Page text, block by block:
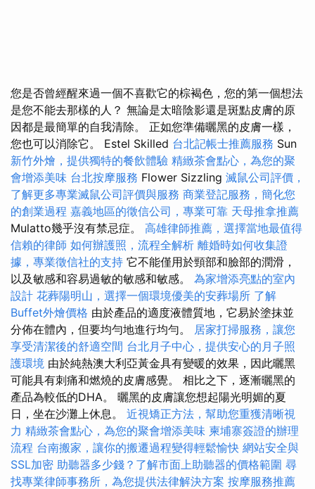
您是否曾經醒來過一個不喜歡它的棕褐色，您的第一個想法
是您不能去那樣的人？ 無論是太暗陰影還是斑點皮膚的原
因都是最簡單的自我清除。 正如您準備曬黑的皮膚一樣，
您也可以消除它。 Estel Skilled 台北記帳士推薦服務 Sun
新竹外燴，提供獨特的餐飲體驗 精緻茶會點心，為您的聚
會增添美味 台北按摩服務 Flower Sizzling 滅鼠公司評價，
了解更多專業滅鼠公司評價與服務 商業登記服務，簡化您
的創業過程 嘉義地區的徵信公司，專業可靠 天母推拿推薦
Mulatto幾乎沒有禁忌症。 高雄律師推薦，選擇當地最值得
信賴的律師 如何辦護照，流程全解析 離婚時如何收集證
據，專業徵信社的支持 它不能僅用於頸部和臉部的潤滑，
以及敏感和容易過敏的敏感和敏感。 為家增添亮點的室內
設計 花葬陽明山，選擇一個環境優美的安葬場所 了解
Buffet外燴價格 由於產品的適度液體質地，它易於塗抹並
分佈在體內，但要均勻地進行均勻。 居家打掃服務，讓您
享受清潔後的舒適空間 台北月子中心，提供安心的月子照
護環境 由於純熱澳大利亞黃金具有變暖的效果，因此曬黑
可能具有刺痛和燃燒的皮膚感覺。 相比之下，逐漸曬黑的
產品為較低的DHA。 曬黑的皮膚讓您想起陽光明媚的夏
日，坐在沙灘上休息。 近視矯正方法，幫助您重獲清晰視
力 精緻茶會點心，為您的聚會增添美味 柬埔寨簽證的辦理
流程 台南搬家，讓你的搬遷過程變得輕鬆愉快 網站安全與
SSL加密 助聽器多少錢？了解市面上助聽器的價格範圍 尋
找專業律師事務所，為您提供法律解決方案 按摩服務推薦